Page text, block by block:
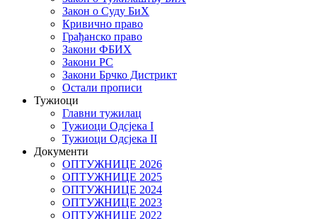
Закон о Суду БиХ
Кривично право
Грађанско право
Закони ФБИХ
Закони РС
Закони Брчко Дистрикт
Остали прописи
Тужиоци
Главни тужилац
Тужиоци Oдсјекa I
Тужиоци Oдсјекa II
Документи
ОПТУЖНИЦЕ 2026
ОПТУЖНИЦЕ 2025
ОПТУЖНИЦЕ 2024
ОПТУЖНИЦЕ 2023
ОПТУЖНИЦЕ 2022